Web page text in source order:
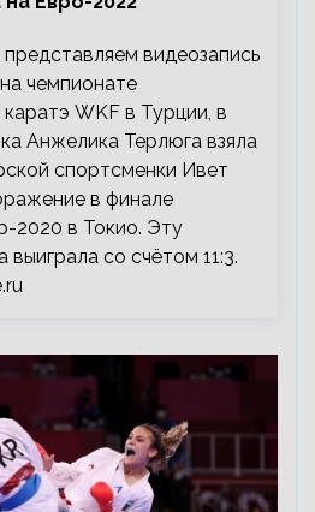
видеозапись
чемпионате
WKF в Турции, в
Анжелика Терлюга взяла
спортсменки Ивет
в финале
2020 в Токио. Эту
выиграла со счётом 11:3.